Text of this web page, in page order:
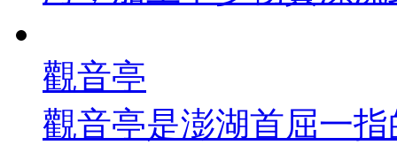
觀音亭
觀音亭是澎湖首屈一